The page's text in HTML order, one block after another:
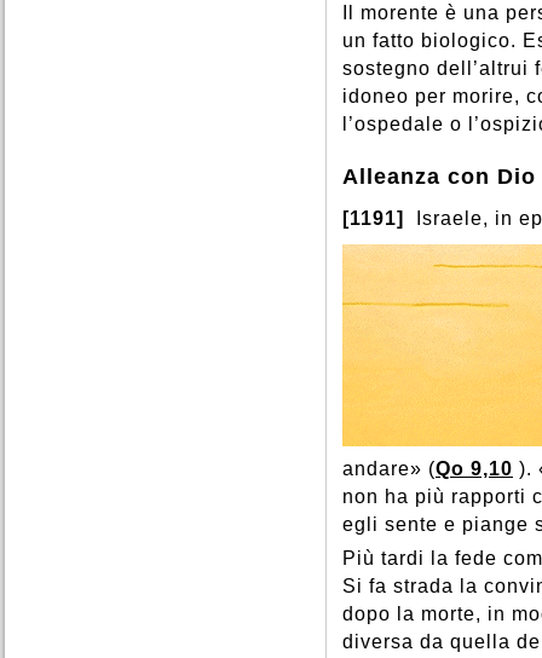
Il morente è una
un fatto biologico.
sostegno dell’altrui
idoneo per morire,
l’ospedale o
Alleanza con
[1191] Israele, in
andare» (Qo 9,10 ).
non ha più rapporti
egli sente e piange
Più tardi la fede
Si fa strada la
dopo la morte, in
diversa da quella